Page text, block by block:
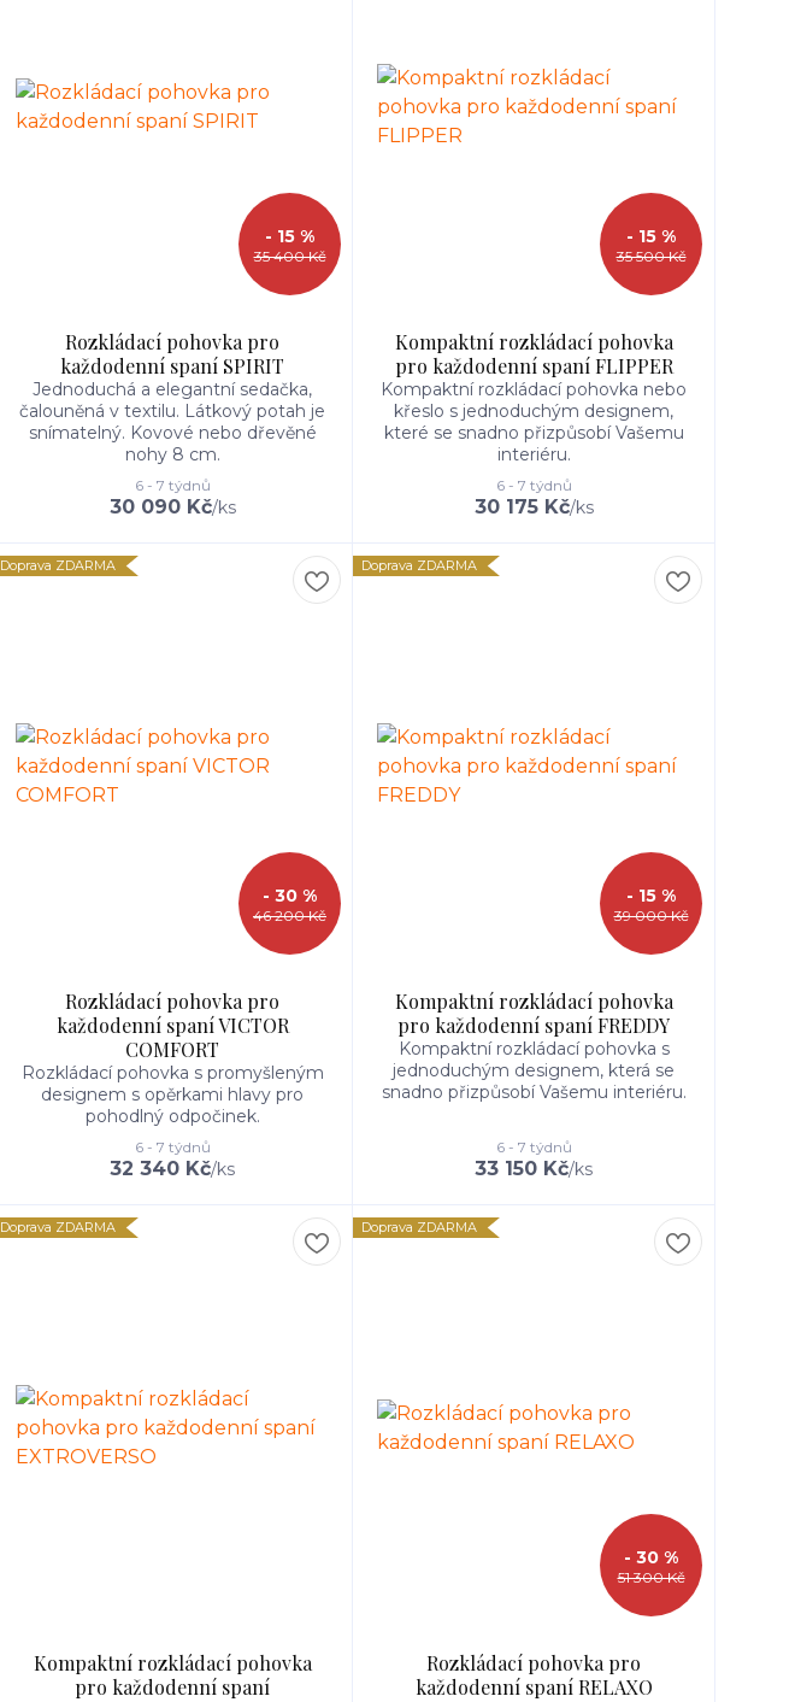
35 400 Kč
- 15 %
Rozkládací pohovka pro
každodenní spaní SPIRIT
Jednoduchá a elegantní sedačka,
čalouněná v textilu. Látkový potah je
snímatelný. Kovové nebo dřevěné
nohy 8 cm.
30 090 Kč/ks
6 - 7 týdnů
35 500 Kč
- 15 %
Kompaktní rozkládací pohovka
pro každodenní spaní FLIPPER
Kompaktní rozkládací pohovka nebo
křeslo s jednoduchým designem,
které se snadno přizpůsobí Vašemu
interiéru.
30 175 Kč/ks
6 - 7 týdnů
Doprava ZDARMA
46 200 Kč
- 30 %
Rozkládací pohovka pro
každodenní spaní VICTOR
COMFORT
Rozkládací pohovka s promyšleným
designem s opěrkami hlavy pro
pohodlný odpočinek.
32 340 Kč/ks
6 - 7 týdnů
Doprava ZDARMA
39 000 Kč
- 15 %
Kompaktní rozkládací pohovka
pro každodenní spaní FREDDY
Kompaktní rozkládací pohovka s
jednoduchým designem, která se
snadno přizpůsobí Vašemu interiéru.
33 150 Kč/ks
6 - 7 týdnů
Doprava ZDARMA
Kompaktní rozkládací pohovka
pro každodenní spaní
Doprava ZDARMA
51 300 Kč
- 30 %
Rozkládací pohovka pro
každodenní spaní RELAXO